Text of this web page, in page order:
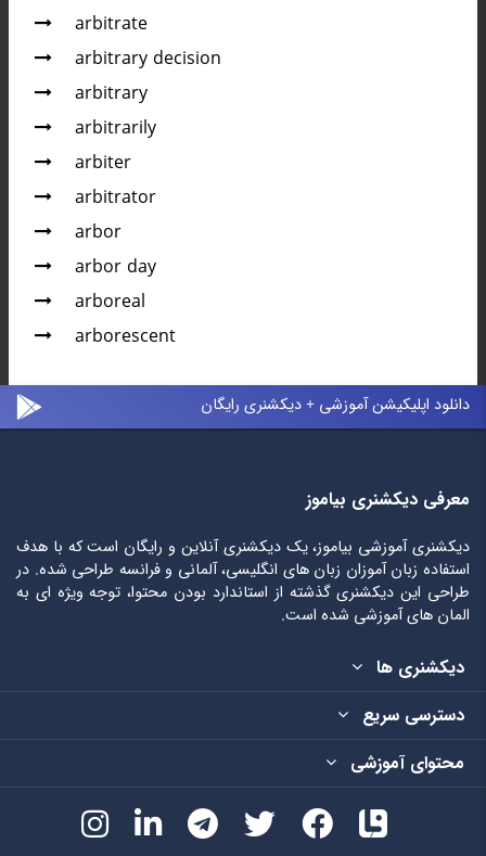
arbitrate
arbitrary decision
arbitrary
arbitrarily
arbiter
arbitrator
arbor
arbor day
arboreal
arborescent
دانلود اپلیکیشن آموزشی + دیکشنری رایگان
معرفی دیکشنری بیاموز
دیکشنری آموزشی بیاموز، یک دیکشنری آنلاین و رایگان است که با هدف
استفاده زبان آموزان زبان های انگلیسی، آلمانی و فرانسه طراحی شده. در
طراحی این دیکشنری گذشته از استاندارد بودن محتوا، توجه ویژه ای به
المان های آموزشی شده است.
دیکشنری ها
دسترسی سریع
محتوای آموزشی